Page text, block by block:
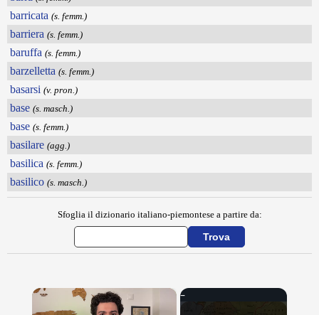
barricata (s. femm.)
barriera (s. femm.)
baruffa (s. femm.)
barzelletta (s. femm.)
basarsi (v. pron.)
base (s. masch.)
base (s. femm.)
basilare (agg.)
basilica (s. femm.)
basilico (s. masch.)
Sfoglia il dizionario italiano-piemontese a partire da:
×